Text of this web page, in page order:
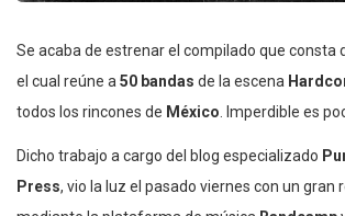
Se acaba de estrenar el compilado que consta
el cual reúne a 50 bandas de la escena
todos los rincones de México . Imperdible es
Dicho trabajo a cargo del blog especializado
Press, vio la luz el pasado viernes con un gran